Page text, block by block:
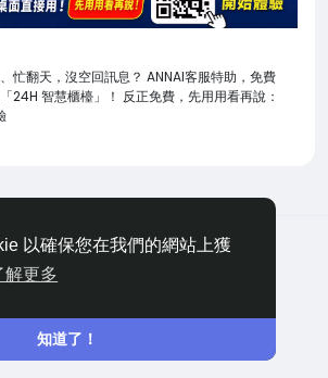
以確保您在我們的網站上獲
解更多
知道了！
忙翻天，沒空回訊息？ ANNAI客服特助，免費
24H 智慧櫃檯」！ 反正免費，先用用看再說：
中文
絡 網站地圖